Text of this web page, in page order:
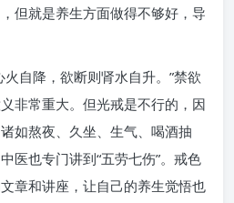
但就是养生方面做得不够好，导
火自降，欲断则肾水自升。”禁欲
非常重大。但光戒是不行的，因
如熬夜、久坐、生气、喝酒抽
医也专门讲到“五劳七伤”。戒色
章和讲座，让自己的养生觉悟也